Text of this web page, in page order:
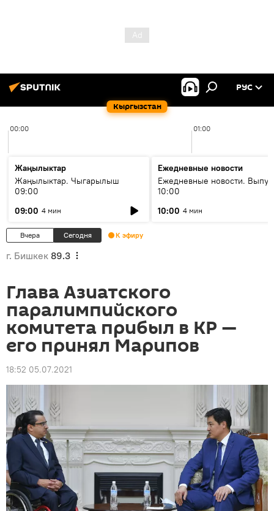
Кыргызстан
РУС
00:00 01:00
Жаңылыктар
Жаңылыктар. Чыгарылыш
09:00
09:00 4 мин
Ежедневные новости
Ежедневные новости.
10:00
10:00 4 мин
Вчера Сегодня К эфиру
г. Бишкек 89.3
Глава Азиатского
паралимпийского
комитета прибыл в КР —
его принял Марипов
18:52 05.07.2021